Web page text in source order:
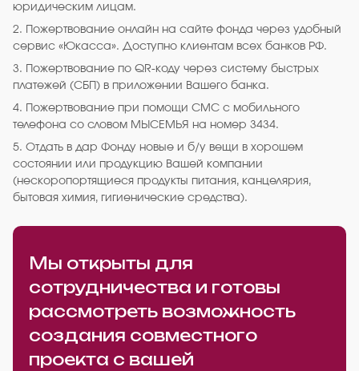
юридическим лицам.
2. Пожертвование онлайн на сайте фонда через удобный
сервис «Юкасса». Доступно клиентам всех банков РФ.
3. Пожертвование по QR-коду через систему быстрых
платежей (СБП) в приложении Вашего банка.
4. Пожертвование при помощи СМС с мобильного
телефона со словом МЫСЕМЬЯ на номер 3434.
5. Отдать в дар Фонду новые и б/у вещи в хорошем
состоянии или продукцию Вашей компании
(нескоропортящиеся продукты питания, канцелярия,
бытовая химия, гигиенические средства).
Мы открыты для
сотрудничества и готовы
рассмотреть возможность
создания совместного
проекта с вашей